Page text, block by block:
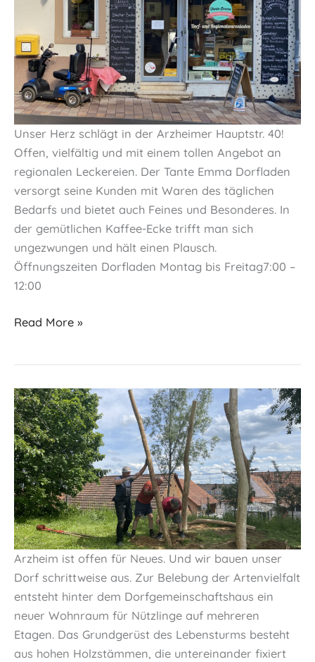
Unser Herz schlägt in der Arzheimer Hauptstr. 40!
Offen, vielfältig und mit einem tollen Angebot an
regionalen Leckereien. Der Tante Emma Dorfladen
versorgt seine Kunden mit Waren des täglichen
Bedarfs und bietet auch Feines und Besonderes. In
der gemütlichen Kaffee-Ecke trifft man sich
ungezwungen und hält einen Plausch.
Öffnungszeiten Dorfladen Montag bis Freitag7:00 –
12:00
Tante
Read More »
Arzheim ist offen für Neues. Und wir bauen unser
Dorf schrittweise aus. Zur Belebung der Artenvielfalt
entsteht hinter dem Dorfgemeinschaftshaus ein
neuer Wohnraum für Nützlinge auf mehreren
Etagen. Das Grundgerüst des Lebensturms besteht
aus hohen Holzstämmen, die untereinander fixiert